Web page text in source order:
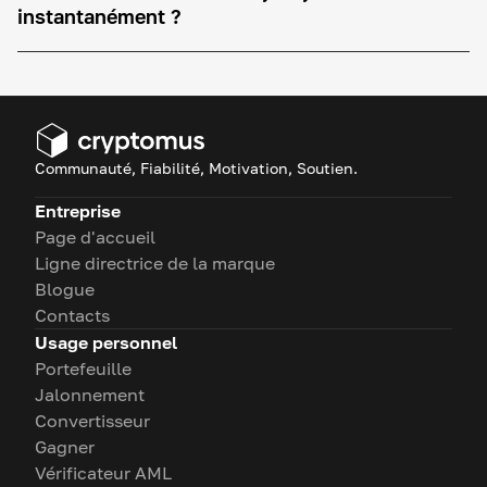
instantanément ?
Communauté, Fiabilité, Motivation, Soutien.
Entreprise
Page d'accueil
Ligne directrice de la marque
Blogue
Contacts
Usage personnel
Portefeuille
Jalonnement
Convertisseur
Gagner
Vérificateur AML